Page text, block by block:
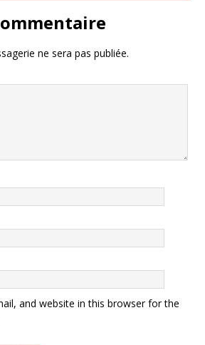
ne sera pas publiée.
and website in this browser for the